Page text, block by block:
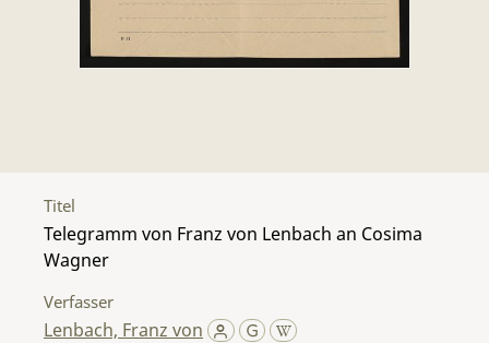
Titel
Telegramm von Franz von Lenbach an Cosima
Wagner
Verfasser
Lenbach, Franz von